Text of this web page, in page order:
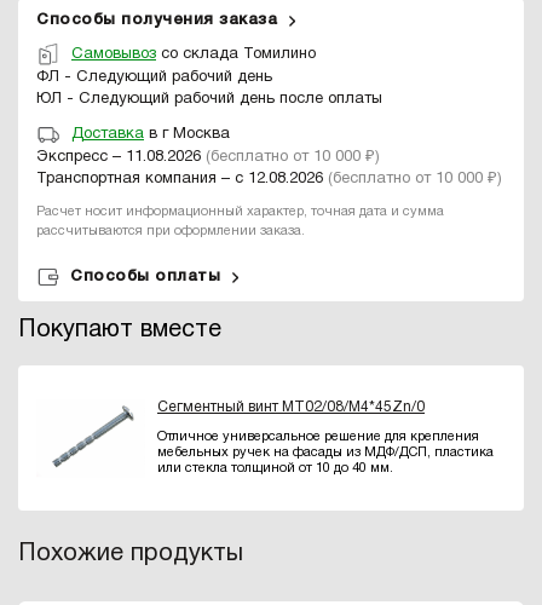
Способы получения заказа
Самовывоз со склада Томилино
ФЛ - Следующий рабочий день
ЮЛ - Следующий рабочий день после оплаты
Доставка в г Москва
Экспресс – 11.08.2026 (бесплатно от 10 000 ₽)
Транспортная компания – с 12.08.2026 (бесплатно от 10 000 ₽)
Расчет носит информационный характер, точная дата и сумма
рассчитываются при оформлении заказа.
Способы оплаты
Покупают вместе
Сегментный винт MT02/08/M4*45Zn/0
Отличное универсальное решение для крепления
мебельных ручек на фасады из МДФ/ДСП, пластика
или стекла толщиной от 10 до 40 мм.
Похожие продукты